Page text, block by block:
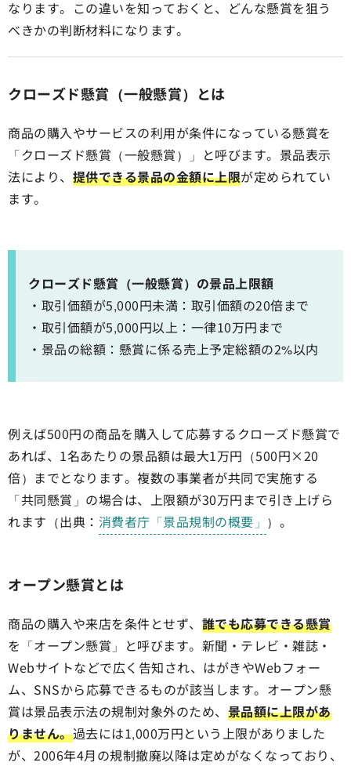
なります。この違いを知っておくと、どんな懸賞を狙う
べきかの判断材料になります。
クローズド懸賞（一般懸賞）とは
商品の購入やサービスの利用が条件になっている懸賞を
「クローズド懸賞（一般懸賞）」と呼びます。景品表示
法により、 提供できる景品の金額に上限が定められてい
ます。
クローズド懸賞（一般懸賞）の景品上限額
・取引価額が5,000円未満：取引価額の20倍まで
・取引価額が5,000円以上：一律10万円まで
・景品の総額：懸賞に係る売上予定総額の2%以内
例えば500円の商品を購入して応募するクローズド懸賞で
あれば、1名あたりの景品額は最大1万円（500円×20
倍）までとなります。複数の事業者が共同で実施する
「共同懸賞」の場合は、上限額が30万円まで引き上げら
れます（出典： 消費者庁「景品規制の概要」 ）。
オープン懸賞とは
商品の購入や来店を条件とせず、 誰でも応募できる懸賞
を「オープン懸賞」と呼びます。新聞・テレビ・雑誌・
Webサイトなどで広く告知され、はがきやWebフォー
ム、SNSから応募できるものが該当します。オープン懸
賞は景品表示法の規制対象外のため、 景品額に上限があ
りません。過去には1,000万円という上限がありました
が、2006年4月の規制撤廃以降は定めがなくなっており、